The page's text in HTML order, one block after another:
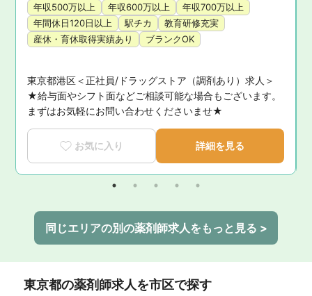
年収500万以上 年収600万以上
年収700万以上
年間休日120日以上
駅チカ
教育研修充実
産休・育休取得実績あり
ブランクOK
東京都港区＜正社員/ドラッグストア（調剤あり）求人＞
★給与面やシフト面などご相談可能な場合もございます。
まずはお気軽にお問い合わせくださいませ★
お気に入り 詳細を見る
同じエリアの別の薬剤師求人をもっと見る >
東京都の薬剤師求人を市区で探す